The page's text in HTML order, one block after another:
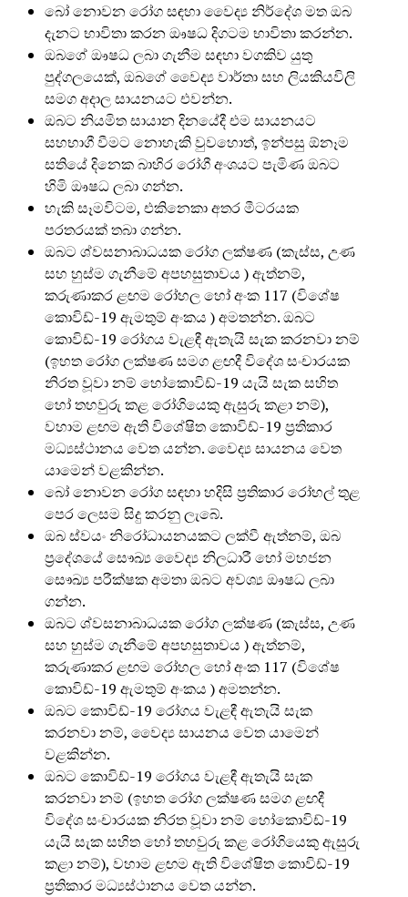
බෝ නොවන රෝග සඳහා වෛද්‍ය නිර්දේශ මත ඔබ
දැනට භාවිතා කරන ඖෂධ දිගටම භාවිතා කරන්න.
ඔබගේ ඖෂධ ලබා ගැනීම සඳහා වගකිව යුතු
පුද්ගලයෙක්, ඔබගේ වෛද්‍ය වාර්තා සහ ලියකියවිලි
සමග අදාල සායනයට එවන්න.
ඔබට නියමිත සායාන දිනයේදී එම සායනයට
සහභාගී වීමට නොහැකි වුවහොත්, ඉන්පසු ඕනෑම
සතියේ දිනෙක බාහිර රෝගී අංශයට පැමිණ ඔබට
හිමි ඖෂධ ලබා ගන්න.
හැකි සෑමවිටම, එකිනෙකා අතර මීටරයක
පරතරයක් තබා ගන්න.
ඔබට ශ්වසනාබාධයක රෝග ලක්ෂණ (කැස්ස, උණ
සහ හුස්ම ගැනීමේ අපහසුතාවය ) ඇත්නම්,
කරුණාකර ළඟම රෝහල හෝ අංක 117 (විශේෂ
කොවිඩ්-19 ඇමතුම් අංකය ) අමතන්න. ඔබට
කොවිඩ්-19 රෝගය වැළඳී ඇතැයි සැක කරනවා නම්
(ඉහත රෝග ලක්ෂණ සමග ළඟදී විදේශ සංචාරයක
නිරත වූවා නම් හෝකොවිඩ්-19 යැයි සැක සහිත
හෝ තහවුරු කළ රෝගියෙකු ඇසුරු කළා නම්),
වහාම ළඟම ඇති විශේෂිත කොවිඩ්-19 ප්‍රතිකාර
මධ්‍යස්ථානය වෙත යන්න. වෛද්‍ය සායනය වෙත
යාමෙන් වළකින්න.
බෝ නොවන රෝග සඳහා හදිසි ප්‍රතිකාර රෝහල් තුළ
පෙර ලෙසම සිදු කරනු ලැබේ.
ඔබ ස්වයං නිරෝධායනයකට ලක්වී ඇත්නම්, ඔබ
ප්‍රදේශයේ සෞඛ්‍ය වෛද්‍ය නිලධාරී හෝ මහජන
සෞඛ්‍ය පරීක්ෂක අමතා ඔබට අවශ්‍ය ඖෂධ ලබා
ගන්න.
ඔබට ශ්වසනාබාධයක රෝග ලක්ෂණ (කැස්ස, උණ
සහ හුස්ම ගැනීමේ අපහසුතාවය ) ඇත්නම්,
කරුණාකර ළඟම රෝහල හෝ අංක 117 (විශේෂ
කොවිඩ්-19 ඇමතුම් අංකය ) අමතන්න.
ඔබට කොවිඩ්-19 රෝගය වැළඳී ඇතැයි සැක
කරනවා නම්, වෛද්‍ය සායනය වෙත යාමෙන්
වළකින්න.
ඔබට කොවිඩ්-19 රෝගය වැළඳී ඇතැයි සැක
කරනවා නම් (ඉහත රෝග ලක්ෂණ සමග ළඟදී
විදේශ සංචාරයක නිරත වූවා නම් හෝකොවිඩ්-19
යැයි සැක සහිත හෝ තහවුරු කළ රෝගියෙකු ඇසුරු
කළා නම්), වහාම ළඟම ඇති විශේෂිත කොවිඩ්-19
ප්‍රතිකාර මධ්‍යස්ථානය වෙත යන්න.